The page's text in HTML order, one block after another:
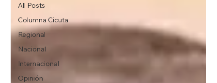
All Posts
Columna Cicuta
Regional
Nacional
Internacional
Opinión